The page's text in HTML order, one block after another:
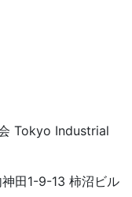
田1-9-13 柿沼ビル